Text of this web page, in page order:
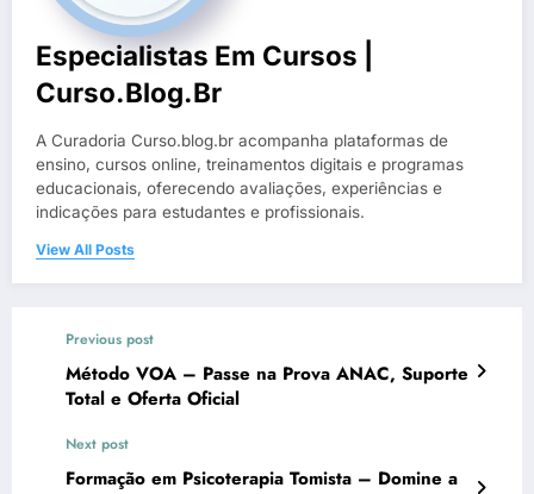
Especialistas Em Cursos |
Curso.blog.br
A Curadoria Curso.blog.br acompanha plataformas de
ensino, cursos online, treinamentos digitais e programas
educacionais, oferecendo avaliações, experiências e
indicações para estudantes e profissionais.
View All Posts
Previous post
Método VOA – Passe na Prova ANAC, Suporte
Total e Oferta Oficial
Next post
Formação em Psicoterapia Tomista – Domine a